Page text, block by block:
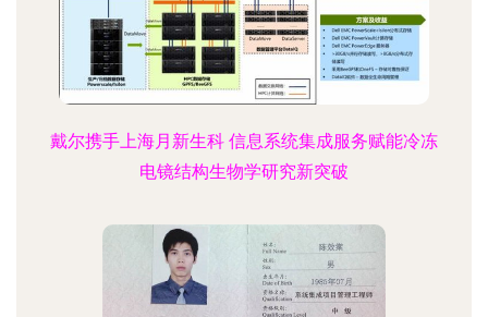
戴尔携手上海月新生科 信息系统集成服务赋能冷冻
电镜结构生物学研究新突破